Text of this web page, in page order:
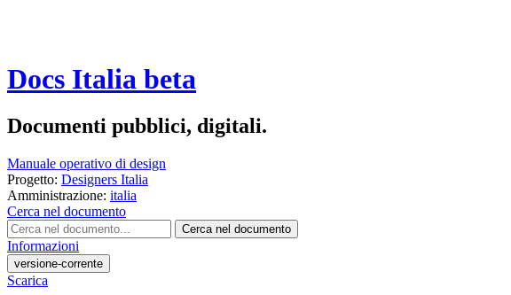
Docs Italia beta
Documenti pubblici, digitali.
Manuale operativo di design
Progetto: Designers Italia
Amministrazione: italia
Cerca nel documento
Cerca nel documento
Informazioni
versione-corrente
Scarica